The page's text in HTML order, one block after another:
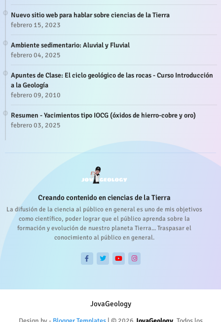
Nuevo sitio web para hablar sobre ciencias de la Tierra
febrero 15, 2023
Ambiente sedimentario: Aluvial y Fluvial
febrero 04, 2025
Apuntes de Clase: El ciclo geológico de las rocas - Curso Introducción
a la Geología
febrero 09, 2010
Resumen - Yacimientos tipo IOCG (óxidos de hierro-cobre y oro)
febrero 03, 2025
Creando contenido en ciencias de la Tierra
La difusión de la ciencia al público en general es uno de mis objetivos
como científico, poder lograr que el público aprenda sobre la
formación y evolución de nuestro planeta Tierra... Traspasar el
conocimiento al público en general.
JovaGeology